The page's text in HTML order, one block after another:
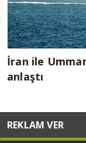
İran ile
anlaştı
REKLAM VER